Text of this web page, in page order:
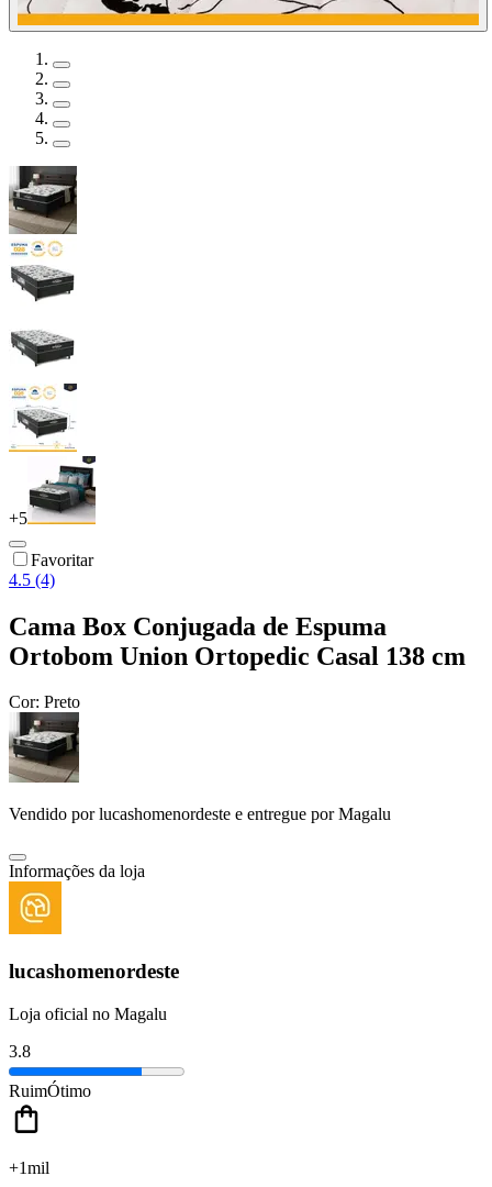
+5
Favoritar
4.5 (4)
Cama Box Conjugada de Espuma
Ortobom Union Ortopedic Casal 138 cm
Cor: Preto
Vendido porlucashomenordeste e entregue por Magalu
Informações da loja
lucashomenordeste
Loja oficial no Magalu
3.8
RuimÓtimo
+1mil